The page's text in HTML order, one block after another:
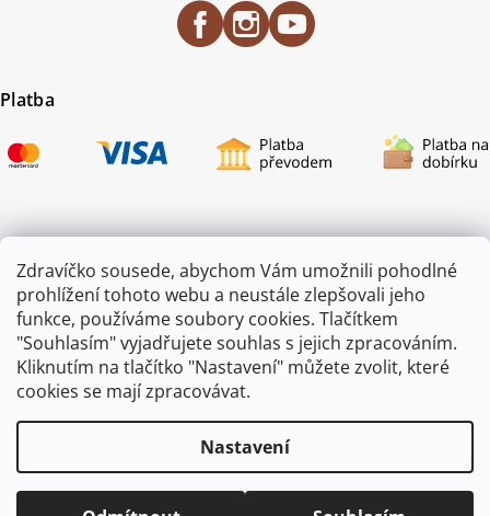
Zdravíčko sousede, abychom Vám umožnili pohodlné
prohlížení tohoto webu a neustále zlepšovali jeho
funkce, používáme soubory cookies. Tlačítkem
"Souhlasím" vyjadřujete souhlas s jejich zpracováním.
Kliknutím na tlačítko "Nastavení" můžete zvolit, které
cookies se mají zpracovávat.
Nastavení
Platba
Certifikace
Copyright 2026ZAHRADA JEŽEK. Všechna práva vyhrazena.